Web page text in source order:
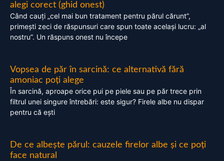
alegi corect (ghid onest)
Când cauți „cel mai bun tratament pentru părul cărunt”,
primești zeci de răspunsuri care spun toate același lucru: „al
nostru”. Un răspuns onest nu începe
Vopsea de păr în sarcină: ce alternativă fără
amoniac poți alege
În sarcină, aproape orice pui pe piele sau pe păr trece prin
filtrul unei singure întrebări: este sigur? Firele albe nu dispar
pentru că ești
De ce albește părul: cauzele firelor albe și ce poți
face natural